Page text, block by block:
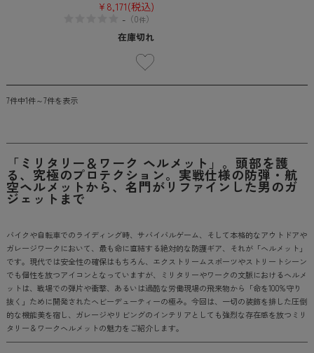
¥8,171(税込)
-（0件）
在庫切れ
7件中1件～7件を表示
「ミリタリー＆ワーク ヘルメット」。頭部を護
る、究極のプロテクション。実戦仕様の防弾・航
空ヘルメットから、名門がリファインした男のガ
ジェットまで
バイクや自転車でのライディング時、サバイバルゲーム、そして本格的なアウトドアや
ガレージワークにおいて、最も命に直結する絶対的な防護ギア、それが「ヘルメット」
です。現代では安全性の確保はもちろん、エクストリームスポーツやストリートシーン
でも個性を放つアイコンとなっていますが、ミリタリーやワークの文脈におけるヘルメ
ットは、戦場での弾片や衝撃、あるいは過酷な労働現場の飛来物から「命を100%守り
抜く」ために開発されたヘビーデューティーの極み。今回は、一切の装飾を排した圧倒
的な機能美を宿し、ガレージやリビングのインテリアとしても強烈な存在感を放つミリ
タリー＆ワークヘルメットの魅力をご紹介します。